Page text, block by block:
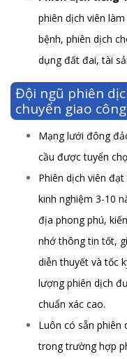
phiên dịch viên
bệnh, phiên dịch
dụng đất đai, tài
Đội ngũ phiên
chuyển giao
Mạng lưới đông
cầu được tuyển
Phiên dịch viên
kinh nghiệm 3-10
địa phong phú,
nhớ thông tin tốt,
diễn thuyết và tốc
lượng phiên dịch
chuẩn xác cao.
Luôn có sẵn phiên
trong trường hợp